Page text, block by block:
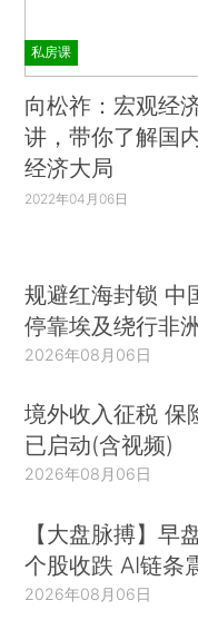
私房课
向松祚：宏观经
讲，带你了解国
经济大局
2022年04月06日
规避红海封锁 中
停靠埃及绕行非
2026年08月06日
境外收入征税 保
已启动(含视频)
2026年08月06日
【大盘脉搏】早
个股收跌 AI链条
2026年08月06日